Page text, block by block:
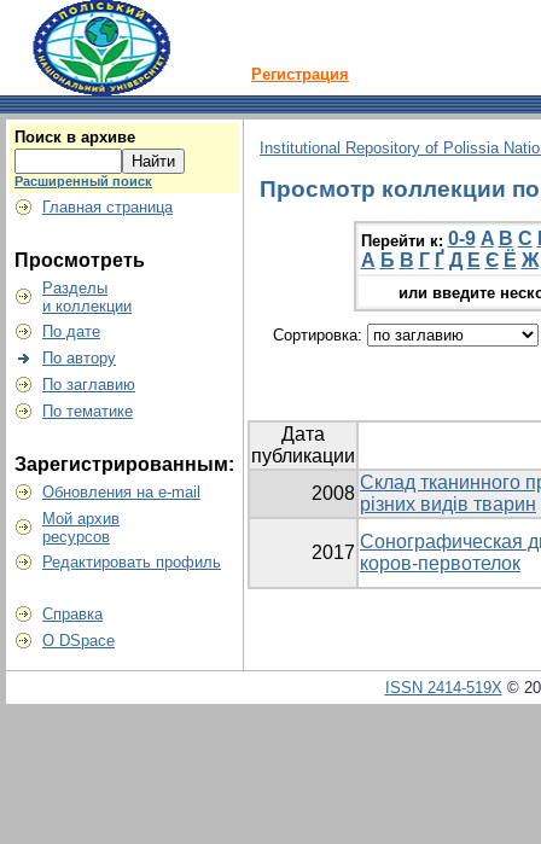
Регистрация
Поиск в архиве
Расширенный поиск
Главная страница
Просмотреть
Разделы
и коллекции
По дате
По автору
По заглавию
По тематике
Зарегистрированным:
Обновления на e-mail
Мой архив
ресурсов
Редактировать профиль
Справка
О DSpace
Institutional Repository of Polissia
Просмотр коллекции
Перейти к: 0-9 A B C
А Б В Г Ґ Д Е Є Ё Ж
или введите
Сортировка:
Дата
публикации
2008
Склад тканинного
різних видів тварин
2017
Сонографическая
коров-первотелок
ISSN 2414-519X©